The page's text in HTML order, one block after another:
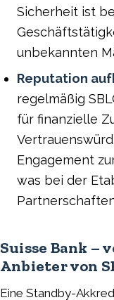
Sicherheit ist
unbekannten
Reputation
regelmäßig
für finanzielle
Engagement
was bei der
Suisse Bank
Anbieter von
Eine Standby-